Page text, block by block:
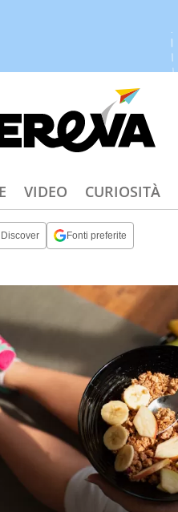
VIDEO CURIOSITÀ
Fonti preferite